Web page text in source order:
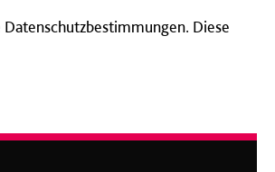
Datenschutzbestimmungen. Diese